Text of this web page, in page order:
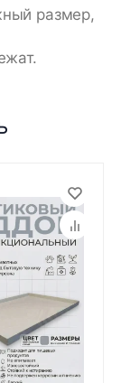
размер,